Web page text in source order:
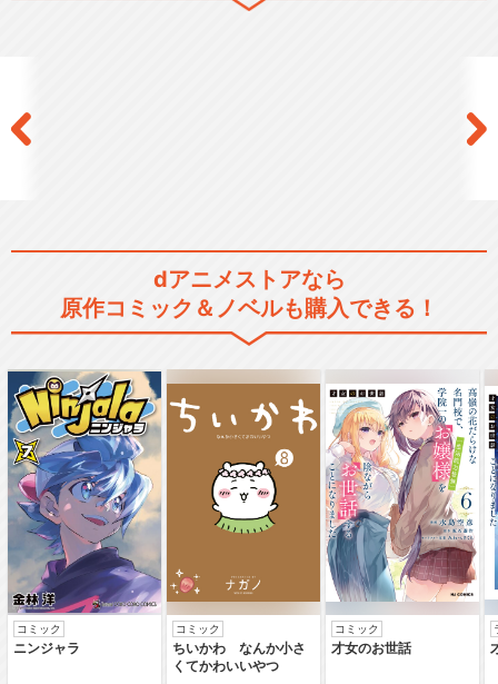
劇「ハイキュー!!」…
ハイパープロジェクション演
劇「ハイキュー!!」…
ハイパープロジェクション演
劇「ハイキュー!!」…
ハイパープロジェクション演
劇「ハイキュー!!」…
dアニメストアなら
原作コミック＆ノベルも購入できる！
コミック
ニンジャラ
コミック
ちいかわ なんか小さ
くてかわいいやつ
コミック
才女のお世話